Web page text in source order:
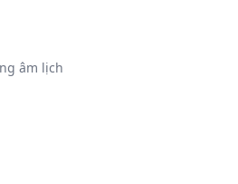
âm lịch